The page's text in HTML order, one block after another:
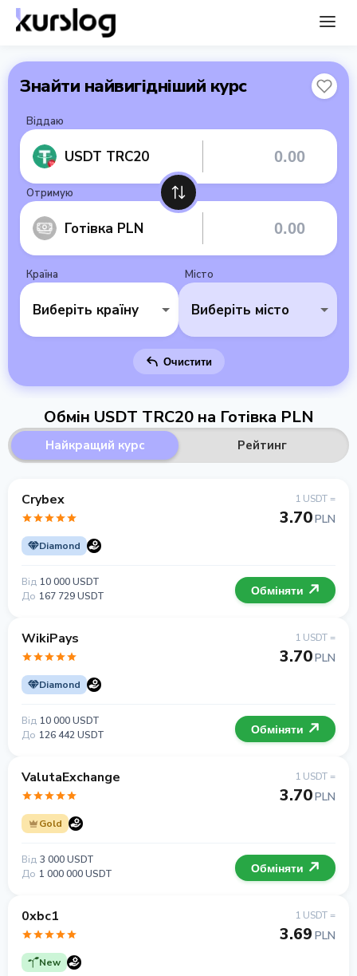
Знайти найвигідніший курс
Віддаю
USDT TRC20
Отримую
Готівка PLN
Країна
Виберіть країну
Місто
Виберіть місто
Очистити
Обмін USDT TRC20 на Готівка PLN
Найкращий курс Рейтинг
Crybex
Diamond
1 USDT =
3.70PLN
Від 10 000 USDT
До 167 729 USDT Обміняти
WikiPays
Diamond
1 USDT =
3.70PLN
Від 10 000 USDT
До 126 442 USDT Обміняти
ValutaExchange
Gold
1 USDT =
3.70PLN
Від 3 000 USDT
До 1 000 000 USDT Обміняти
0xbc1
New
1 USDT =
3.69 PLN